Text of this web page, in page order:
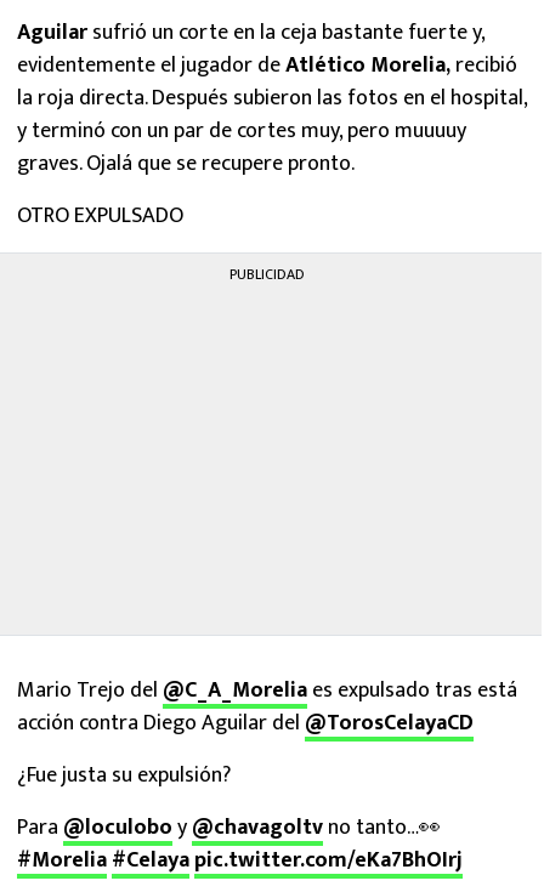
Aguilarsufrió un corte en la ceja bastante fuerte y,
evidentemente el jugador deAtlético Morelia,recibió
la roja directa. Después subieron las fotos en el hospital,
y terminó con un par de cortes muy, pero muuuuy
graves. Ojalá que se recupere pronto.
OTRO EXPULSADO
PUBLICIDAD
Mario Trejo del @C_A_Moreliaes expulsado tras está
acción contra Diego Aguilar del @TorosCelayaCD
¿Fue justa su expulsión?
Para @loculoboy@chavagoltvno tanto…👀
#Morelia#Celayapic.twitter.com/eKa7BhOIrj